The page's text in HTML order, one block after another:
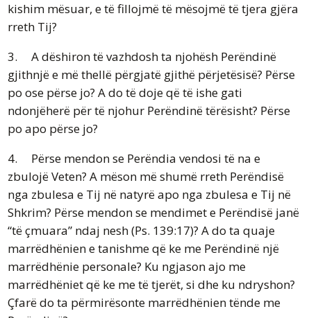
kishim mësuar, e të fillojmë të mësojmë të tjera gjëra
rreth Tij?
3. A dëshiron të vazhdosh ta njohësh Perëndinë
gjithnjë e më thellë përgjatë gjithë përjetësisë? Përse
po ose përse jo? A do të doje që të ishe gati
ndonjëherë për të njohur Perëndinë tërësisht? Përse
po apo përse jo?
4. Përse mendon se Perëndia vendosi të na e
zbulojë Veten? A mëson më shumë rreth Perëndisë
nga zbulesa e Tij në natyrë apo nga zbulesa e Tij në
Shkrim? Përse mendon se mendimet e Perëndisë janë
“të çmuara” ndaj nesh (Ps. 139:17)? A do ta quaje
marrëdhënien e tanishme që ke me Perëndinë një
marrëdhënie personale? Ku ngjason ajo me
marrëdhëniet që ke me të tjerët, si dhe ku ndryshon?
Çfarë do ta përmirësonte marrëdhënien tënde me